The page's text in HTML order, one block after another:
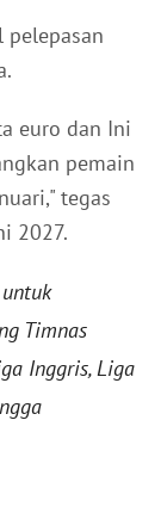
euro dan Ini
pemain
tegas
2027.
untuk
Timnas
Inggris, Liga